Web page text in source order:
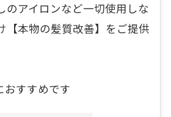
のアイロンなど一切使用しな
【本物の髪質改善】をご提供
すすめです